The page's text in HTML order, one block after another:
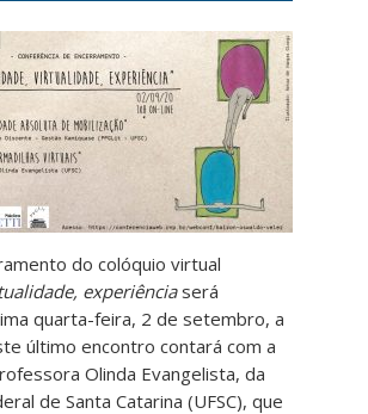
do colóquio virtual
experiênciaserá
quarta-feira, 2 de setembro, a
último encontro contará com a
Olinda Evangelista, da
de Santa Catarina (UFSC), que